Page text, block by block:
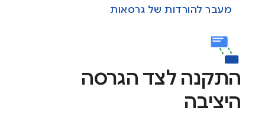
מעבר להורדות של גרסאות
התקנה לצד הגרסה
היציבה